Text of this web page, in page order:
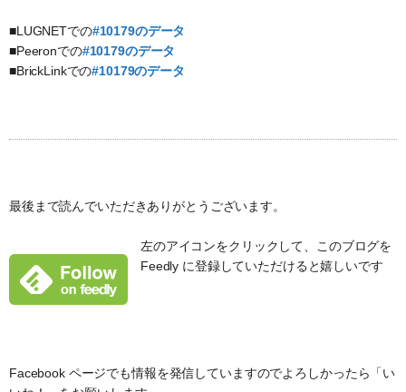
■LUGNETでの#10179のデータ
■Peeronでの#10179のデータ
■BrickLinkでの#10179のデータ
最後まで読んでいただきありがとうございます。
左のアイコンをクリックして、このブログを
Feedly に登録していただけると嬉しいです
Facebook ページでも情報を発信していますのでよろしかったら「い